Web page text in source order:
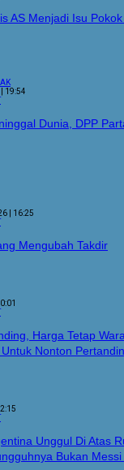
AS Menjadi Isu
19:54
Dunia, DPP
| 16:25
Mengubah Takdir
Harga Tetap
Nonton
Unggul Di Atas
Bukan Messi